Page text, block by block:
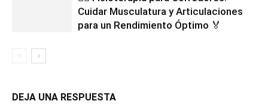
Cuidar Musculatura y Articulaciones
para un Rendimiento Óptimo 🏅
DEJA UNA RESPUESTA